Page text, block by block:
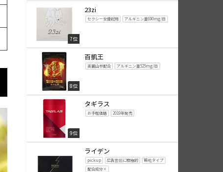
7位
23zi
セクシー女優起用 アルギニン量690mg/日
8位
百凱王
高麗山参配合 アルギニン量525mg/日
9位
タギラス
お手軽価格 2019年発売
ライデン
pickup 広告宣伝に積極的
顆粒タイプ
配合成分×